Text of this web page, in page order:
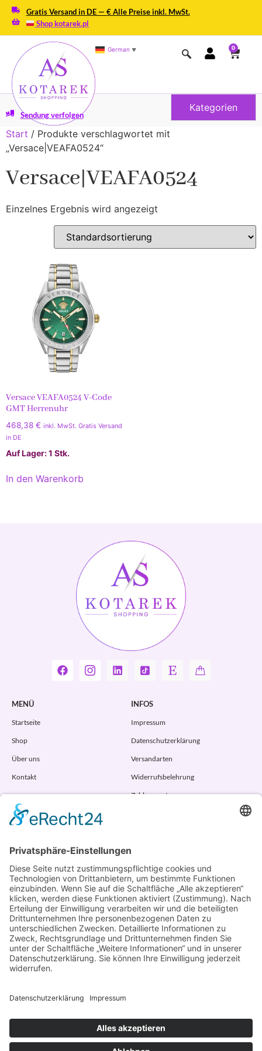
Gratis Versand in DE — € Alle Preise inkl. MwSt.
Shop kotarek.pl
German ▼ 0
Kategorien
Sendung verfolgen
Start / Produkte verschlagwortet mit
„Versace|VEAFA0524“
Versace|VEAFA0524
Einzelnes Ergebnis wird angezeigt
Versace VEAFA0524 V-Code
GMT Herrenuhr
468,38 € inkl. MwSt. Gratis Versand
in DE
Auf Lager: 1 Stk.
In den Warenkorb
MENÜ
Startseite
Shop
Über uns
Kontakt
INFOS
Impressum
Datenschutzerklärung
Versandarten
Widerrufsbelehrung
Zahlungsarten
Randstr. 28
47804 Krefeld
+49 176 58266120
+49 176 58266120
+48 609 953 066
info@kotarek.com
Verpackungsregister LUCID: DE2926643562464